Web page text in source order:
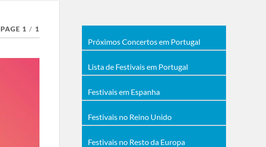
PAGE 1 / 1
Próximos Concertos em Portugal
Lista de Festivais em Portugal
Festivais em Espanha
Festivais no Reino Unido
Festivais no Resto da Europa